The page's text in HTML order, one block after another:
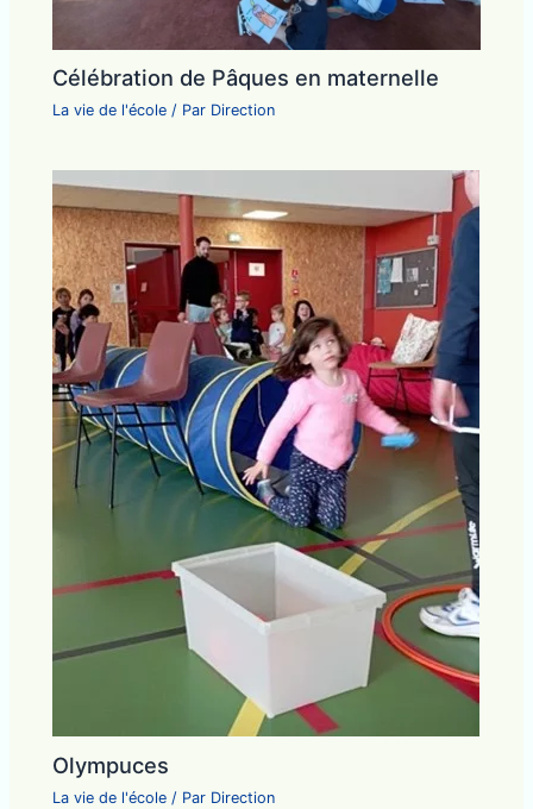
Célébration de Pâques en maternelle
La vie de l'école / Par Direction
Olympuces
La vie de l'école / Par Direction